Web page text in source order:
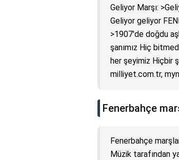
Geliyor Marşı:
Geliyor geliyor
>1907'de doğdu
şanımız Hiç
her şeyimiz Hiçbir
milliyet.com.tr,
Fenerbahçe
Fenerbahçe
Müzik tarafından